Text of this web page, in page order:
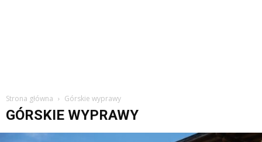
Strona główna Górskie wyprawy
GÓRSKIE WYPRAWY